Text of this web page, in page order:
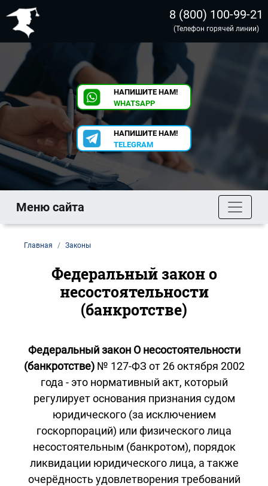
8 (800) 100-99-21
(Телефон горячей линии)
НАПИШИТЕ НАМ!
WHATSAPP
НАПИШИТЕ НАМ!
TELEGRAM
Меню сайта
Главная Законы
Федеральный закон о
несостоятельности
(банкротстве)
Федеральный закон О несостоятельности
(банкротстве)№ 127-ФЗ от 26 октября 2002
года - это нормативный акт, который
регулирует основания признания судом
юридического (за исключением
госкорпораций) или физического лица
несостоятельным (банкротом), порядок
ликвидации юридического лица, а также
очерёдность удовлетворения требований